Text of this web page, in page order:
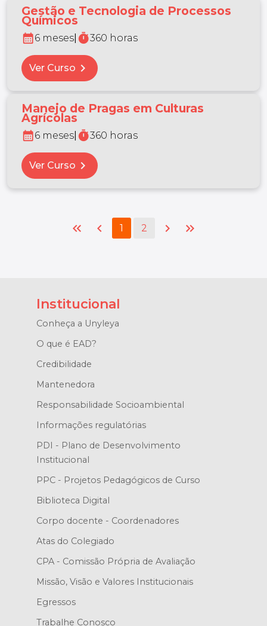
Gestão e Tecnologia de Processos
Químicos
calendar_month6 meses timer360 horas
Ver Curso chevron_right
Manejo de Pragas em Culturas
Agrícolas
calendar_month6 meses timer360 horas
Ver Curso chevron_right
keyboard_double_arrow_left chevron_left 1 2 chevron_right keyboard_double_arrow_right
Institucional
Conheça a Unyleya
O que é EAD?
Credibilidade
Mantenedora
Responsabilidade Socioambiental
Informações regulatórias
PDI - Plano de Desenvolvimento
Institucional
PPC - Projetos Pedagógicos de Curso
Biblioteca Digital
Corpo docente - Coordenadores
Atas do Colegiado
CPA - Comissão Própria de Avaliação
Missão, Visão e Valores Institucionais
Egressos
Trabalhe Conosco